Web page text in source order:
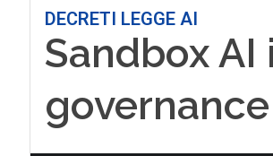
DECRETI LEGGE AI
Sandbox